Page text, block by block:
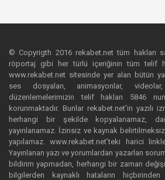
© Copyrigth 2016 rekabet.net tüm hakları
röportaj gibi her türlü içeriğinin tüm telif
www.rekabet.net sitesinde yer alan bütün
ses dosyaları, animasyonlar,
düzenlemelerimizin telif hakları 5846
korunmaktadır. Bunlar rekabet.net’in yazılı
herhangi bir şekilde kopyalanamaz,
yayınlanamaz. İzinsiz ve kaynak
yapılamaz. www.rekabet.net’teki harici
Yayınlanan yazı ve yorumlardan yazarları
bildirim yapmadan, herhangi bir zaman
bilgilerden kaynaklı hataların